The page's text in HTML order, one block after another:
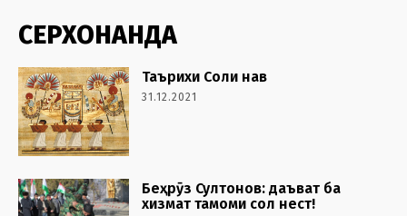
СЕРХОНАНДА
Таърихи Соли нав
31.12.2021
Беҳрӯз Султонов: даъват ба
хизмат тамоми сол нест!